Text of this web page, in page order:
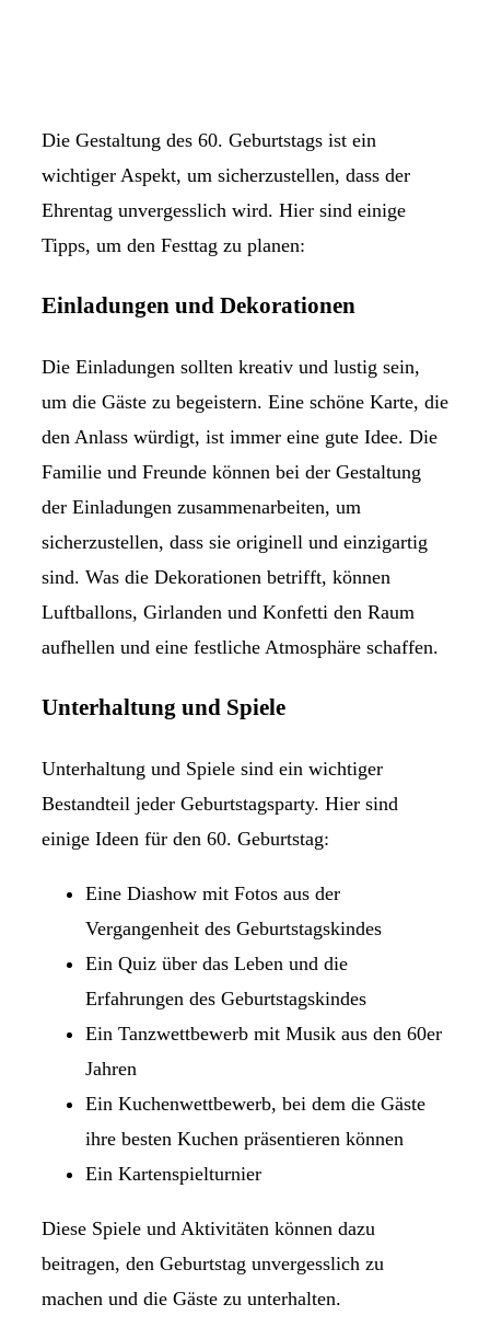
Die Gestaltung des 60. Geburtstags ist ein
wichtiger Aspekt, um sicherzustellen, dass der
Ehrentag unvergesslich wird. Hier sind einige
Tipps, um den Festtag zu planen:
Einladungen und Dekorationen
Die Einladungen sollten kreativ und lustig sein,
um die Gäste zu begeistern. Eine schöne Karte, die
den Anlass würdigt, ist immer eine gute Idee. Die
Familie und Freunde können bei der Gestaltung
der Einladungen zusammenarbeiten, um
sicherzustellen, dass sie originell und einzigartig
sind. Was die Dekorationen betrifft, können
Luftballons, Girlanden und Konfetti den Raum
aufhellen und eine festliche Atmosphäre schaffen.
Unterhaltung und Spiele
Unterhaltung und Spiele sind ein wichtiger
Bestandteil jeder Geburtstagsparty. Hier sind
einige Ideen für den 60. Geburtstag:
Eine Diashow mit Fotos aus der
Vergangenheit des Geburtstagskindes
Ein Quiz über das Leben und die
Erfahrungen des Geburtstagskindes
Ein Tanzwettbewerb mit Musik aus den 60er
Jahren
Ein Kuchenwettbewerb, bei dem die Gäste
ihre besten Kuchen präsentieren können
Ein Kartenspielturnier
Diese Spiele und Aktivitäten können dazu
beitragen, den Geburtstag unvergesslich zu
machen und die Gäste zu unterhalten.